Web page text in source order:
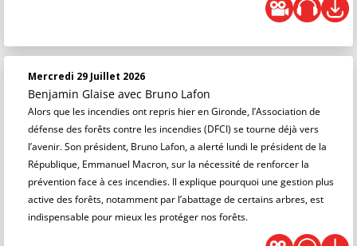
Mercredi 29 Juillet 2026
Benjamin Glaise avec Bruno Lafon
Alors que les incendies ont repris hier en Gironde, l’Association de
défense des forêts contre les incendies (DFCI) se tourne déjà vers
l’avenir. Son président, Bruno Lafon, a alerté lundi le président de la
République, Emmanuel Macron, sur la nécessité de renforcer la
prévention face à ces incendies. Il explique pourquoi une gestion plus
active des forêts, notamment par l’abattage de certains arbres, est
indispensable pour mieux les protéger nos forêts.